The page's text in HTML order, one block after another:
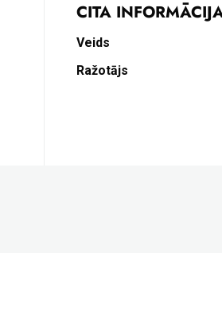
CITA
Veids
Ražotājs